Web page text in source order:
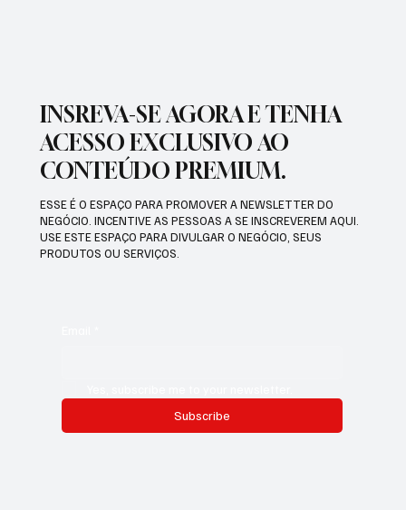
INSREVA-SE AGORA E TENHA
ACESSO EXCLUSIVO AO
CONTEÚDO PREMIUM.
ESSE É O ESPAÇO PARA PROMOVER A NEWSLETTER DO
NEGÓCIO. INCENTIVE AS PESSOAS A SE INSCREVEREM AQUI.
USE ESTE ESPAÇO PARA DIVULGAR O NEGÓCIO, SEUS
PRODUTOS OU SERVIÇOS.
Subscribe